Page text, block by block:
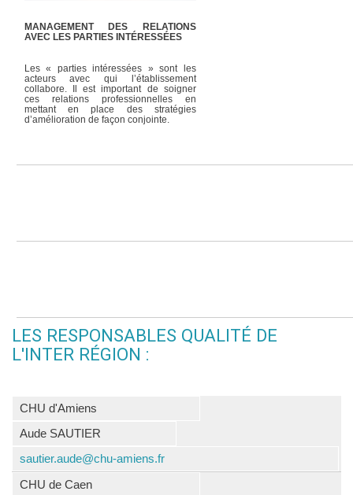
MANAGEMENT DES RELATIONS
AVEC LES PARTIES INTÉRESSÉES
Les « parties intéressées » sont les
acteurs avec qui l’établissement
collabore. Il est important de soigner
ces relations professionnelles en
mettant en place des stratégies
d’amélioration de façon conjointe.
LES RESPONSABLES QUALITÉ DE
L'INTER RÉGION :
CHU d'Amiens
Aude SAUTIER
sautier.aude@chu-amiens.fr
CHU de Caen